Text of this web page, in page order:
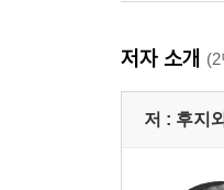
어느 성의聖衣
제4장 히말
거기서 세계
저자 소개
저 : 후지